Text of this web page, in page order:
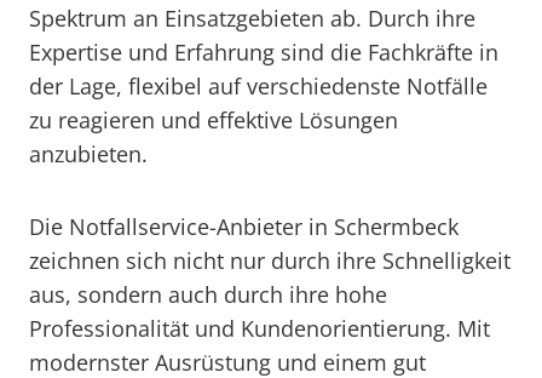
Spektrum an Einsatzgebieten ab. Durch ihre
Expertise und Erfahrung sind die Fachkräfte in
der Lage, flexibel auf verschiedenste Notfälle
zu reagieren und effektive Lösungen
anzubieten.
Die Notfallservice-Anbieter in Schermbeck
zeichnen sich nicht nur durch ihre Schnelligkeit
aus, sondern auch durch ihre hohe
Professionalität und Kundenorientierung. Mit
modernster Ausrüstung und einem gut